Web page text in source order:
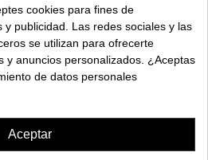
cookies para fines de
y publicidad. Las redes sociales y las
se utilizan para ofrecerte
y anuncios personalizados. ¿Aceptas
de datos personales
Aceptar